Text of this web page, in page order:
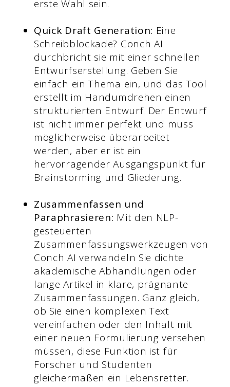
erste Wahl sein.
Quick Draft Generation: Eine
Schreibblockade? Conch AI
durchbricht sie mit einer schnellen
Entwurfserstellung. Geben Sie
einfach ein Thema ein, und das Tool
erstellt im Handumdrehen einen
strukturierten Entwurf. Der Entwurf
ist nicht immer perfekt und muss
möglicherweise überarbeitet
werden, aber er ist ein
hervorragender Ausgangspunkt für
Brainstorming und Gliederung.
Zusammenfassen und
Paraphrasieren: Mit den NLP-
gesteuerten
Zusammenfassungswerkzeugen von
Conch AI verwandeln Sie dichte
akademische Abhandlungen oder
lange Artikel in klare, prägnante
Zusammenfassungen. Ganz gleich,
ob Sie einen komplexen Text
vereinfachen oder den Inhalt mit
einer neuen Formulierung versehen
müssen, diese Funktion ist für
Forscher und Studenten
gleichermaßen ein Lebensretter.